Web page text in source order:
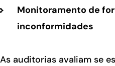
Monitoramento de
inconformidades
As auditorias avaliam se